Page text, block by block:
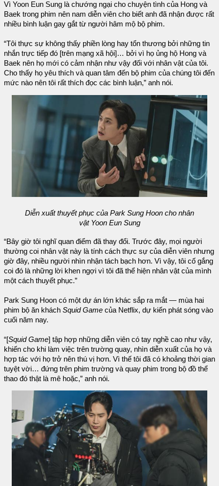
Vì Yoon Eun Sung là chướng ngại cho chuyện tình của Hong và
Baek trong phim nên nam diễn viên cho biết anh đã nhận được rất
nhiều bình luận gay gắt từ người hâm mộ bộ phim.
“Tôi thực sự không thấy phiền lòng hay tổn thương bởi những tin
nhắn trực tiếp đó [trên mạng xã hội]… bởi vì họ ủng hộ Hong và
Baek nên họ mới có cảm nhận như vậy đối với nhân vật của tôi.
Cho thấy họ yêu thích và quan tâm đến bộ phim của chúng tôi đến
mức nào nên tôi rất thích đọc các bình luận,” anh nói.
Diễn xuất thuyết phục của Park Sung Hoon cho nhân
vật Yoon Eun Sung
“Bây giờ tôi nghĩ quan điểm đã thay đổi. Trước đây, mọi người
thường coi nhân vật này là tính cách thực sự của diễn viên nhưng
giờ đây, nhiều người nhìn nhận tách bạch hơn. Vì vậy, tôi cố gắng
coi đó là những lời khen ngợi vì tôi đã thể hiện nhân vật của mình
một cách thuyết phục.”
Park Sung Hoon có một dự án lớn khác sắp ra mắt — mùa hai
phim bộ ăn khách Squid Game của Netflix, dự kiến phát sóng vào
cuối năm nay.
“[Squid Game] tập hợp những diễn viên có tay nghề cao như vậy,
khiến cho khi làm việc trên trường quay, nhìn diễn xuất của họ và
hợp tác với họ trở nên thú vị hơn. Vì thế tôi đã có khoảng thời gian
tuyệt vời… đứng trên phim trường và quay phim trong bộ đồ thể
thao đó thật là mê hoặc,” anh nói.